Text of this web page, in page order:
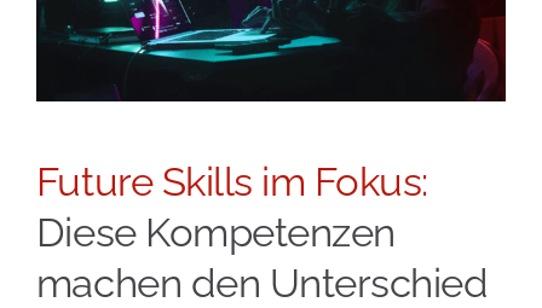
Future Skills im Fokus:
Diese Kompetenzen
machen den Unterschied